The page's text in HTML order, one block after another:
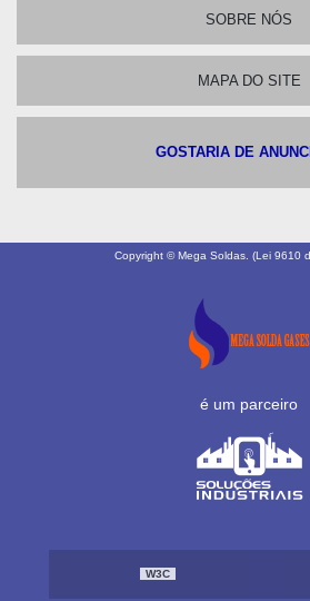
SOBRE NÓS
MAPA DO SITE
GOSTARIA DE
Copyright © Mega Soldas. (Lei 9610
é um parceiro
W3C